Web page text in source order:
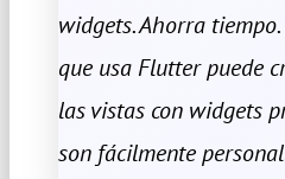
widgets. Ahorra
que usa Flutter puede
las vistas con widgets
son fácilmente